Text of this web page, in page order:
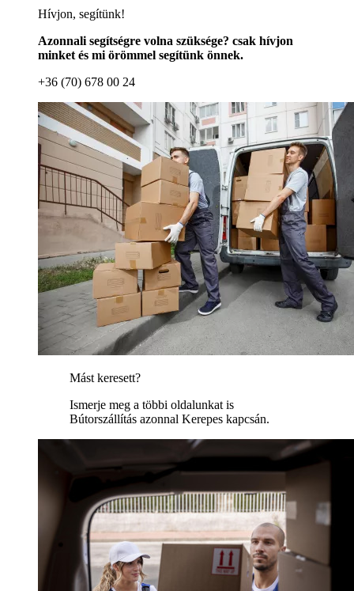
Hívjon, segítünk!
Azonnali segítségre volna szüksége? csak hívjon
minket és mi örömmel segítünk önnek.
+36 (70) 678 00 24
Mást keresett?
Ismerje meg a többi oldalunkat is
Bútorszállítás azonnal Kerepes kapcsán.